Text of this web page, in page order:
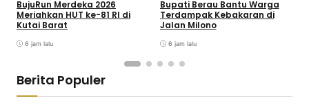
BujuRun Merdeka 2026
Meriahkan HUT ke-81 RI di
Kutai Barat
6 jam lalu
Bupati Berau Bantu Warga
Terdampak Kebakaran di
Jalan Milono
6 jam lalu
Berita Populer